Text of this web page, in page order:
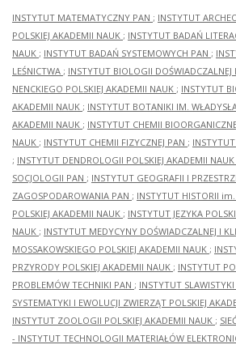
INSTYTUT MATEMATYCZNY PAN ; INSTYTUT
POLSKIEJ AKADEMII NAUK ; INSTYTUT BADAŃ
NAUK ; INSTYTUT BADAŃ SYSTEMOWYCH PAN ;
LEŚNICTWA ; INSTYTUT BIOLOGII DOŚWIADCZALNEJ
NENCKIEGO POLSKIEJ AKADEMII NAUK ; INSTYTUT
AKADEMII NAUK ; INSTYTUT BOTANIKI IM.
AKADEMII NAUK ; INSTYTUT CHEMII
NAUK ; INSTYTUT CHEMII FIZYCZNEJ PAN ;
; INSTYTUT DENDROLOGII POLSKIEJ AKADEMII NAUK
SOCJOLOGII PAN ; INSTYTUT GEOGRAFII I
ZAGOSPODAROWANIA PAN ; INSTYTUT HISTORII
POLSKIEJ AKADEMII NAUK ; INSTYTUT JĘZYKA
NAUK ; INSTYTUT MEDYCYNY DOŚWIADCZALNEJ I
MOSSAKOWSKIEGO POLSKIEJ AKADEMII NAUK ;
PRZYRODY POLSKIEJ AKADEMII NAUK ; INSTYTUT
PROBLEMÓW TECHNIKI PAN ; INSTYTUT
SYSTEMATYKI I EWOLUCJI ZWIERZĄT POLSKIEJ
INSTYTUT ZOOLOGII POLSKIEJ AKADEMII NAUK ;
- INSTYTUT TECHNOLOGII MATERIAŁÓW